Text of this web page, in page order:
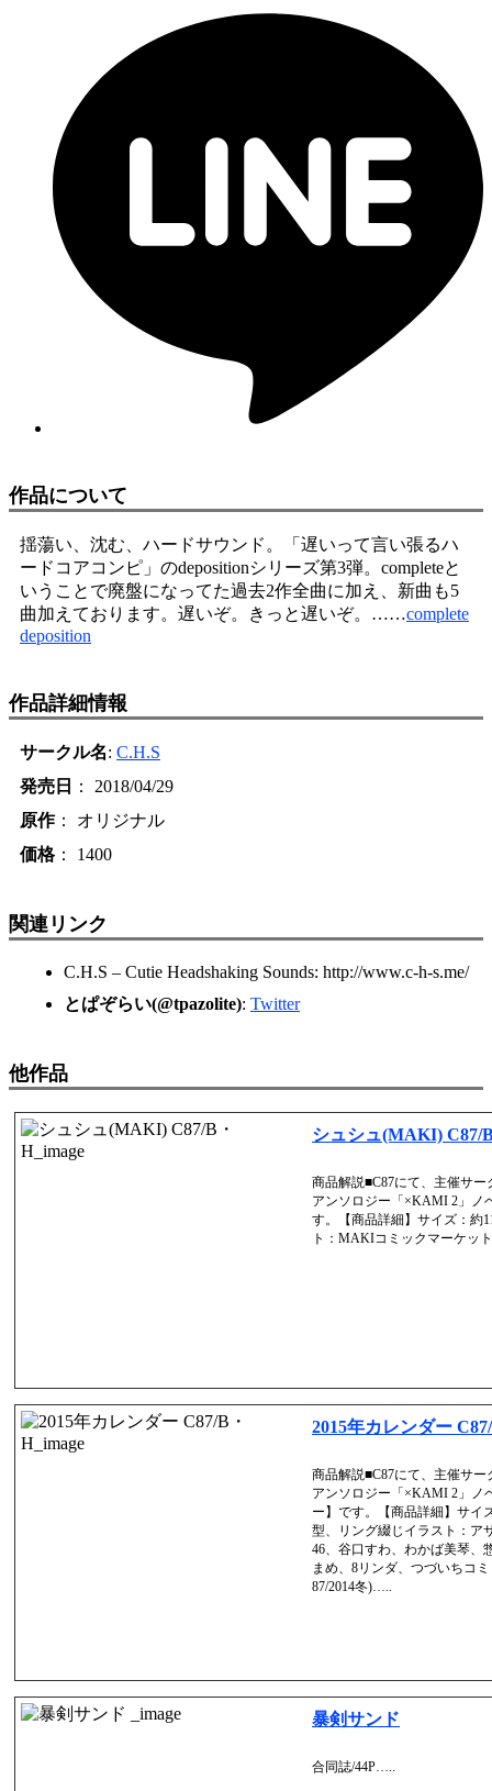
作品について
揺蕩い、沈む、ハードサウンド。「遅いって言い張るハ
ードコアコンピ」のdepositionシリーズ第3弾。completeと
いうことで廃盤になってた過去2作全曲に加え、新曲も5
曲加えております。遅いぞ。きっと遅いぞ。……complete
deposition
作品詳細情報
サークル名: C.H.S
発売日
： 2018/04/29
原作： オリジナル
価格： 1400
関連リンク
C.H.S – Cutie Headshaking Sounds: http://www.c-h-s.me/
とぱぞらい(@tpazolite): Twitter
他作品
シュシュ(MAKI) C87/
商品解説■C87にて、主催サ
アンソロジー「×KAMI 2」ノ
す。【商品詳細】サイズ：約
ト：MAKIコミックマーケッ
2015年カレンダー
商品解説■C87にて、主催サ
アンソロジー「×KAMI 2」ノ
ー】です。【商品詳細】サイ
型、リング綴じイラスト：ア
46、谷口すわ、わかば美琴、
まめ、8リンダ、つづいちコ
87/2014冬)…..
暴剣サンド
合同誌/44P…..